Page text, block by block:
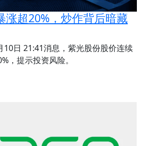
涨超20%，炒作背后暗藏
10日 21:41消息，紫光股份股价连续
，提示投资风险。